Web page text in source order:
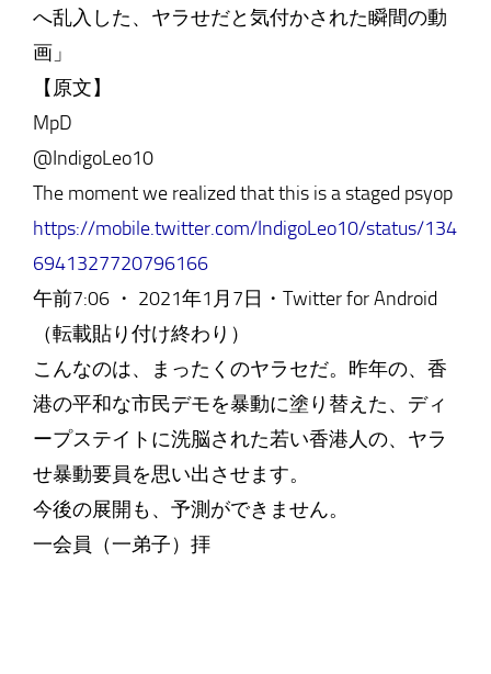
へ乱入した、ヤラせだと気付かされた瞬間の動
画」
【原文】
MpD
@IndigoLeo10
The moment we realized that this is a staged psyop
https://mobile.twitter.com/IndigoLeo10/status/134
6941327720796166
午前7:06 ・ 2021年1月7日・Twitter for Android
（転載貼り付け終わり）
こんなのは、まったくのヤラセだ。昨年の、香
港の平和な市民デモを暴動に塗り替えた、ディ
ープステイトに洗脳された若い香港人の、ヤラ
せ暴動要員を思い出させます。
今後の展開も、予測ができません。
一会員（一弟子）拝